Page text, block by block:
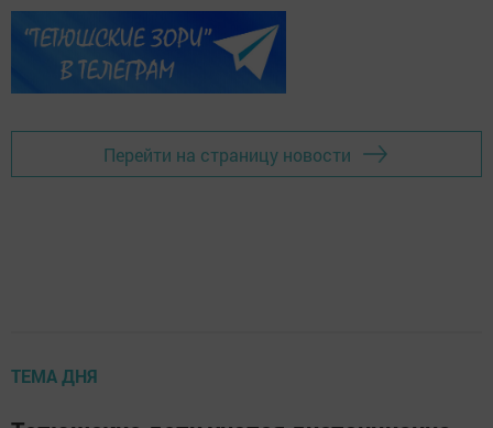
Перейти на страницу новости
ТЕМА ДНЯ